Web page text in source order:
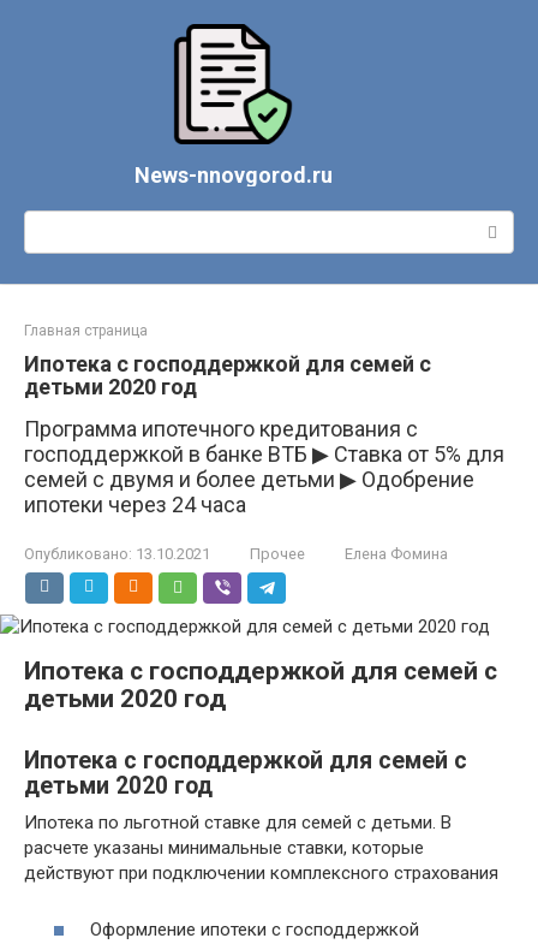
News-nnovgorod.ru
Поиск:
Главная страница
Ипотека с господдержкой для семей с
детьми 2020 год
Программа ипотечного кредитования с
господдержкой в банке ВТБ ▶ Ставка от 5% для
семей с двумя и более детьми ▶ Одобрение
ипотеки через 24 часа
Опубликовано: 13.10.2021 Прочее Елена Фомина
Ипотека с господдержкой для семей с
детьми 2020 год
Ипотека с господдержкой для семей с
детьми 2020 год
Ипотека по льготной ставке для семей с детьми. В
расчете указаны минимальные ставки, которые
действуют при подключении комплексного страхования
Оформление ипотеки с господдержкой